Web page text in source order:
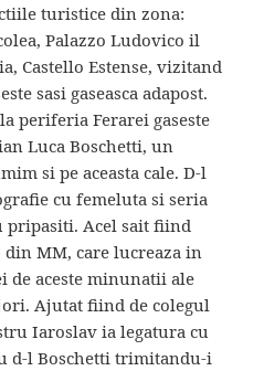
turistice din zona:
Palazzo Ludovico il
Castello Estense, vizitand
sasi gaseasca adapost.
periferia Ferarei gaseste
Luca Boschetti, un
si pe aceasta cale. D-l
cu femeluta si seria
pripasiti. Acel sait fiind
din MM, care lucreaza in
de aceste minunatii ale
Ajutat fiind de colegul
Iaroslav ia legatura cu
d-l Boschetti trimitandu-i